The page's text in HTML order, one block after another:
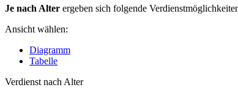
Je nach Alter ergeben sich folgende
Ansicht wählen:
Diagramm
Tabelle
Verdienst nach Alter